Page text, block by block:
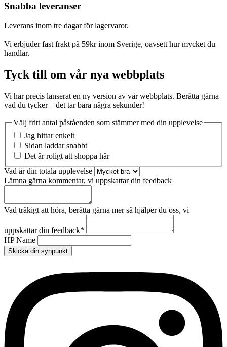
Snabba leveranser
Leverans inom tre dagar för lagervaror.
Vi erbjuder fast frakt på 59kr inom Sverige, oavsett hur mycket du
handlar.
Tyck till om vår nya webbplats
Vi har precis lanserat en ny version av vår webbplats. Berätta gärna
vad du tycker – det tar bara några sekunder!
Välj fritt antal påståenden som stämmer med din upplevelse
Jag hittar enkelt
Sidan laddar snabbt
Det är roligt att shoppa här
Vad är din totala upplevelse
Lämna gärna kommentar, vi uppskattar din feedback
Vad tråkigt att höra, berätta gärna mer så hjälper du oss, vi
uppskattar din feedback*
HP Name
Skicka din synpunkt